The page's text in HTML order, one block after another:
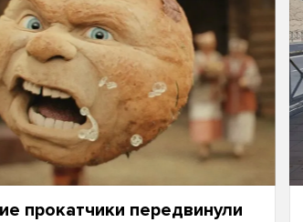
прокатчики передвинули